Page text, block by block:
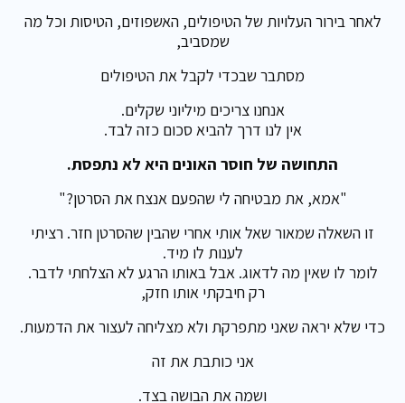
לאחר בירור העלויות של הטיפולים, האשפוזים, הטיסות וכל מה
שמסביב,
מסתבר שבכדי לקבל את הטיפולים
אנחנו צריכים מיליוני שקלים.
אין לנו דרך להביא סכום כזה לבד.
התחושה של חוסר האונים היא לא נתפסת.
"אמא, את מבטיחה לי שהפעם אנצח את הסרטן?"
זו השאלה שמאור שאל אותי אחרי שהבין שהסרטן חזר. רציתי
לענות לו מיד.
לומר לו שאין מה לדאוג. אבל באותו הרגע לא הצלחתי לדבר.
רק חיבקתי אותו חזק,
כדי שלא יראה שאני מתפרקת ולא מצליחה לעצור את הדמעות.
אני כותבת את זה
ושמה את הבושה בצד.